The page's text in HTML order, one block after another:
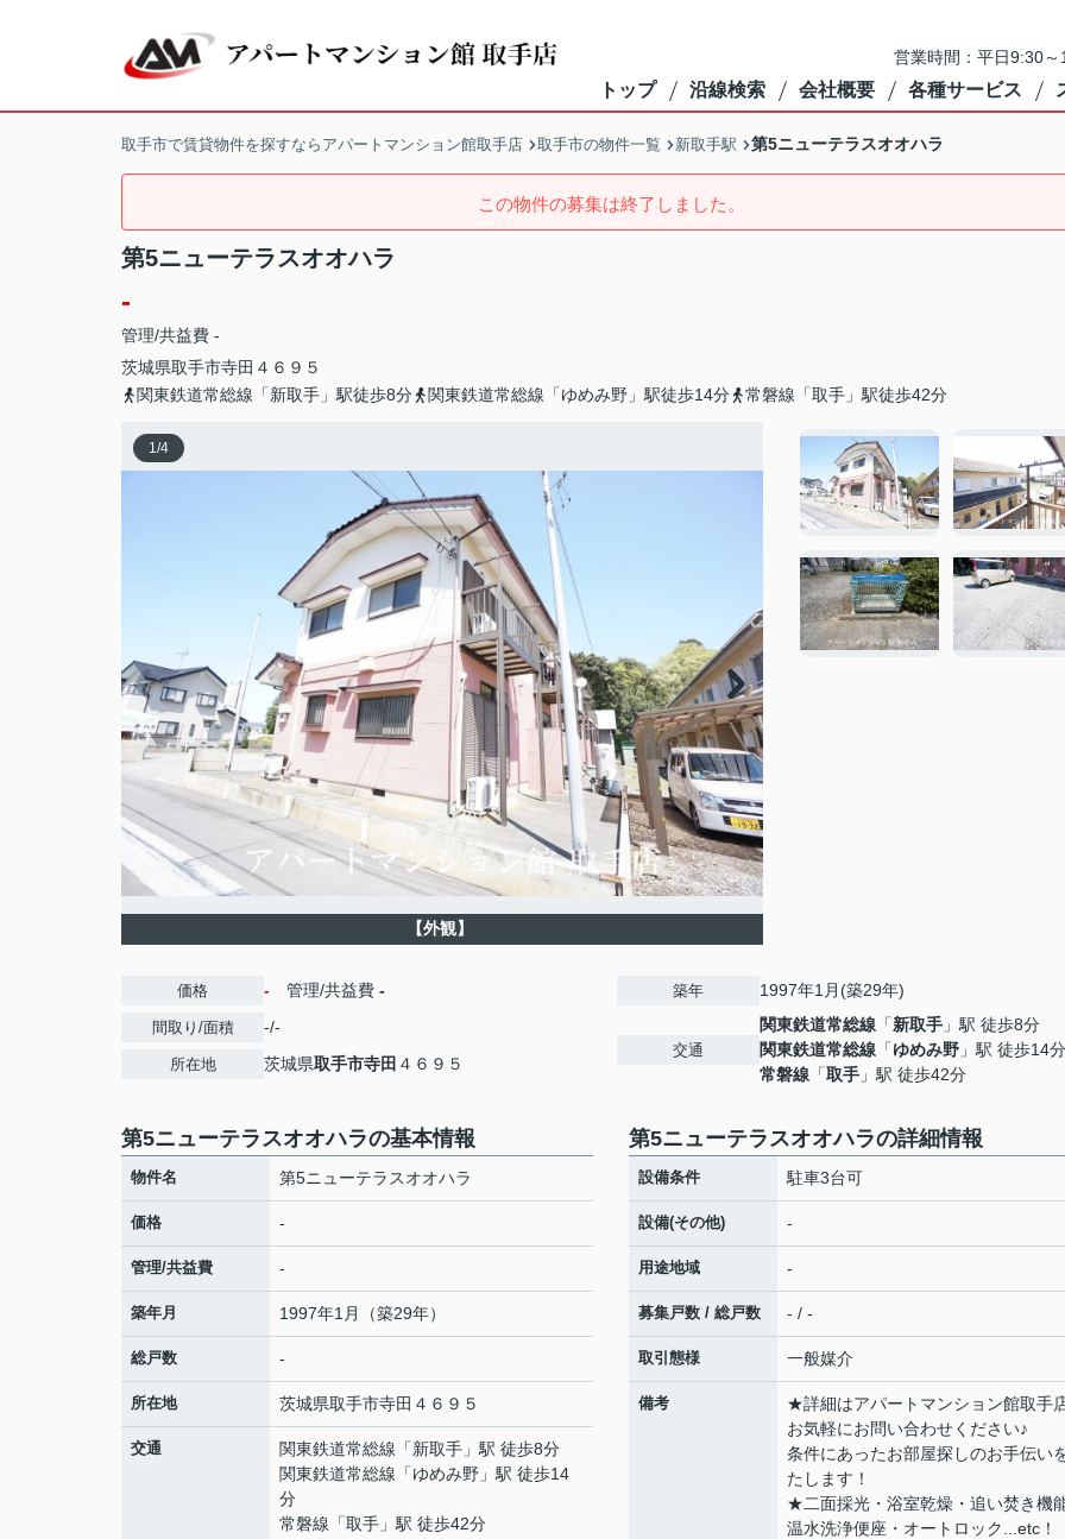
営業時間：平日9:30
トップ 沿線検索 会社概要 各種サービス
取手市で賃貸物件を探すならアパートマンション館取手店 取手市の物件一覧 新取手駅 第5ニューテラスオオハラ
この物件の募集は終了しました。
第5ニューテラスオオハラ
-
管理/共益費 -
茨城県取手市寺田 ４６９５
関東鉄道常総線「新取手」駅徒歩8分
関東鉄道常総線「ゆめみ野」駅徒歩14分 常磐線「取手」駅徒歩42分
1/4
【外観】
価格 - 管理/共益費 -
間取り/面積 -/-
所在地 茨城県取手市寺田 ４６９５
築年 1997年1月(築29年)
交通
関東鉄道常総線 「新取手 」駅 徒歩8分
関東鉄道常総線 「ゆめみ野 」駅 徒歩14分
常磐線 「取手 」駅 徒歩42分
第5ニューテラスオオハラの基本情報
物件名 第5ニューテラスオオハラ
価格 -
管理/共益費 -
築年月 1997年1月（築29年）
総戸数 -
所在地 茨城県取手市寺田 ４６９５
交通 関東鉄道常総線 「新取手 」駅 徒歩8分
関東鉄道常総線 「ゆめみ野 」駅 徒歩14
分
常磐線 「取手 」駅 徒歩42分
第5ニューテラスオオハラの詳細情報
設備条件 駐車3台可
設備(その他) -
用途地域 -
募集戸数 / 総戸数 - / -
取引態様 一般媒介
備考
★詳細はアパートマンション館取手
お気軽にお問い合わせください♪
条件にあったお部屋探しのお手伝い
たします！
★二面採光・浴室乾燥・追い焚き機
温水洗浄便座・オートロック...etc！